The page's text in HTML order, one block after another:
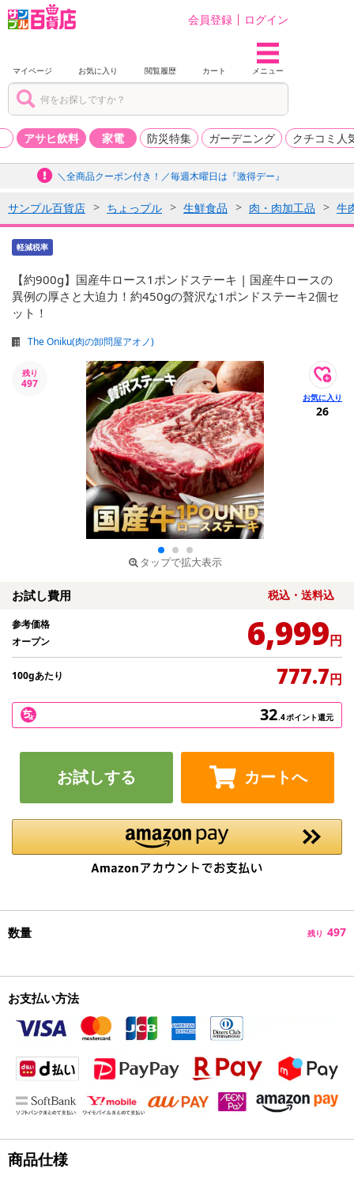
会員登録 ログイン
マイページ お気に入り 閲覧履歴 カート メニュー
アサヒ飲料 家電 防災特集 ガーデニング クチコミ人
＼全商品クーポン付き！／毎週木曜日は『激得デー』
サンプル百貨店 ちょっプル 生鮮食品 肉・肉加工品 牛
軽減税率
【約900g】国産牛ロース1ポンドステーキ | 国産牛ロースの
異例の厚さと大迫力！約450gの贅沢な1ポンドステーキ2個セ
ット！
The Oniku(肉の卸問屋アオノ)
残り
497
タップで拡大表示
26
お試し費用 税込・送料込
参考価格
オープン
6,999円
100gあたり 777.7円
32.4ポイント還元
お試しする カートへ
数量 残り 497
お支払い方法
商品仕様